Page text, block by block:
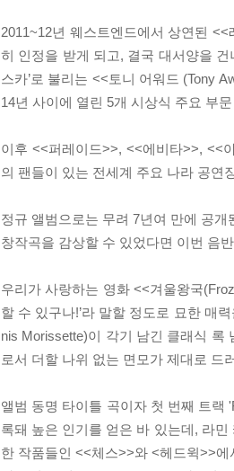
2011~12년 웨스트엔드에서 상연된
히 인정을 받게 되고, 결국 대서양을
스카’로 불리는 <<토니 어워드 (Tony
14년 사이에 열린 5개 시상식 주요 부
이후 <<퍼레이드>>, <<에비타>>, <<
의 팬들이 있는 전세계 주요 나라 공연
정규 앨범으로는 무려 7년여 만에 공
창작곡을 감상할 수 있었다면 이번 음
우리가 사랑하는 영화 <<겨울왕국
할 수 있구나!’라 말할 정도로 묘한 매
nis Morissette)이 각기 남긴 클래식 록
로서 더할 나위 없는 면모가 제대로 드
앨범 동명 타이틀 곡이자 첫 번째 트랙
록돼 높은 인기를 얻은 바 있는데, 라
한 작품들인 <<체스>>와 <헤드윅>>